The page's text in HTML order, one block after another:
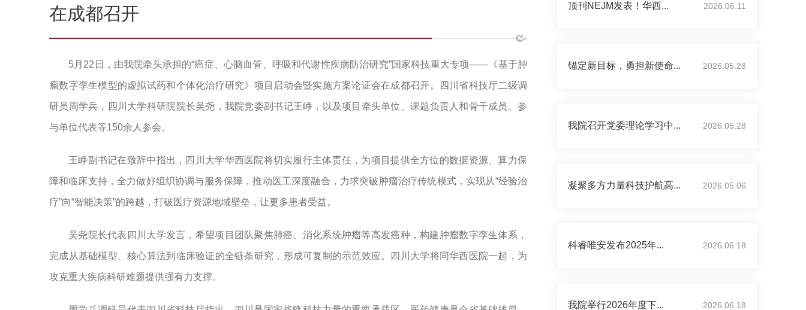
在成都召开​
5月22日，由我院牵头承担的“癌症、心脑血管、呼吸和代谢性疾病防治研究”国家科技重大专项——《基于肿
瘤数字孪生模型的虚拟试药和个体化治疗研究》项目启动会暨实施方案论证会在成都召开。四川省科技厅二级调
研员周学兵，四川大学科研院院长吴尧，我院党委副书记王峥，以及项目牵头单位、课题负责人和骨干成员、参
与单位代表等150余人参会。
王峥副书记在致辞中指出，四川大学华西医院将切实履行主体责任，为项目提供全方位的数据资源、算力保
障和临床支持，全力做好组织协调与服务保障，推动医工深度融合，力求突破肿瘤治疗传统模式，实现从“经验治
疗”向“智能决策”的跨越，打破医疗资源地域壁垒，让更多患者受益。
吴尧院长代表四川大学发言，希望项目团队聚焦肺癌、消化系统肿瘤等高发癌种，构建肿瘤数字孪生体系，
完成从基础模型、核心算法到临床验证的全链条研究，形成可复制的示范效应。四川大学将同华西医院一起，为
攻克重大疾病科研难题提供强有力支撑。
顶刊NEJM发表！华西... 2026.06.11
锚定新目标，勇担新使命... 2026.05.28
我院召开党委理论学习中... 2026.05.28
凝聚多方力量科技护航高... 2026.05.06
科睿唯安发布2025年... 2026.06.18
我院举行2026年度下... 2026.06.18